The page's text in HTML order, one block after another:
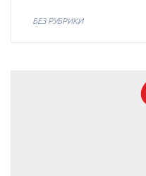
БЕЗ РУБРИКИ